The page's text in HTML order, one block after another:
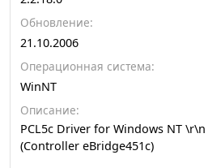
Обновление:
21.10.2006
Операционная система:
WinNT
Описание:
PCL5c Driver for Windows NT \r\n
(Controller eBridge451c)